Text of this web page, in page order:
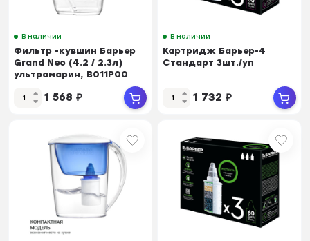
В наличии
Фильтр -кувшин Барьер
Grand Neo (4.2 / 2.3л)
ультрамарин, B011P00
1 568 ₽
В наличии
Картридж Барьер-4
Стандарт 3шт./уп
1 732 ₽